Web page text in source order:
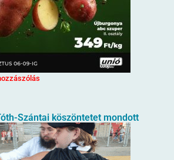
Szántai köszöntetet mondott